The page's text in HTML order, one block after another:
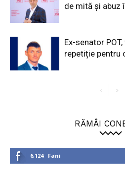
de mită și abuz
Ex-senator
repetiție pentru
RĂMÂI
6,124 Fani